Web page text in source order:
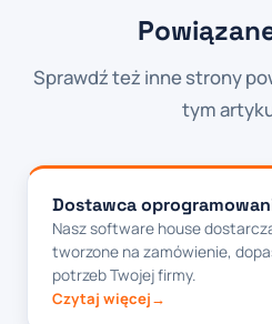
Sprawdź też inne strony
tym
Dostawca
Nasz software house
tworzone na zamówienie,
potrzeb Twojej firmy.
Czytaj więcej